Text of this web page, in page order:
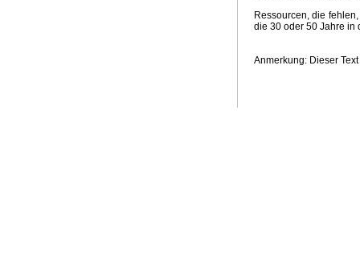
Ressourcen, die
die 30 oder 50 Jahre in
Anmerkung: Dieser